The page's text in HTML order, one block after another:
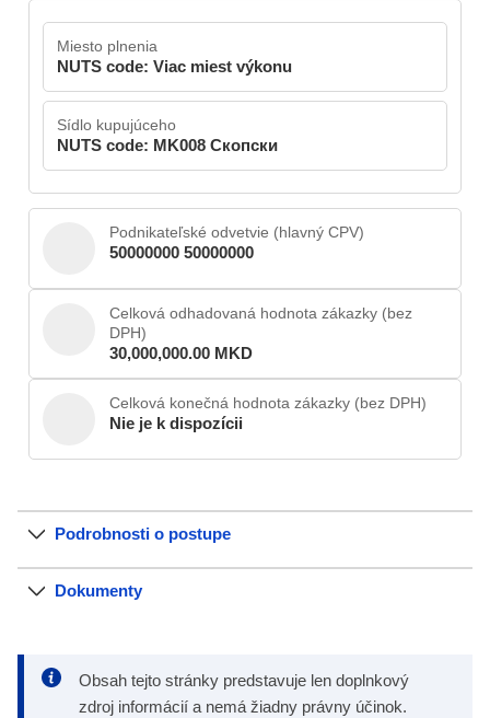
Miesto plnenia
NUTS code: Viac miest výkonu
Sídlo kupujúceho
NUTS code: MK008 Скопски
Podnikateľské odvetvie (hlavný CPV)
50000000 50000000
Celková odhadovaná hodnota zákazky (bez
DPH)
30,000,000.00 MKD
Celková konečná hodnota zákazky (bez DPH)
Nie je k dispozícii
Podrobnosti o postupe
Dokumenty
Obsah tejto stránky predstavuje len doplnkový
zdroj informácií a nemá žiadny právny účinok.